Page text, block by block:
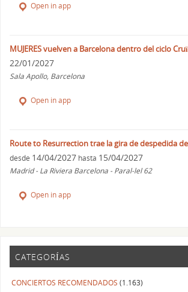
Open in app
MUJERES vuelven a Barcelona dentro del ciclo
22/01/2027
Sala Apollo, Barcelona
Open in app
Route to Resurrection trae la gira de despedida
desde 14/04/2027 hasta 15/04/2027
Madrid - La Riviera Barcelona - Paral-lel 62
Open in app
CATEGORÍAS
CONCIERTOS RECOMENDADOS (1.163)